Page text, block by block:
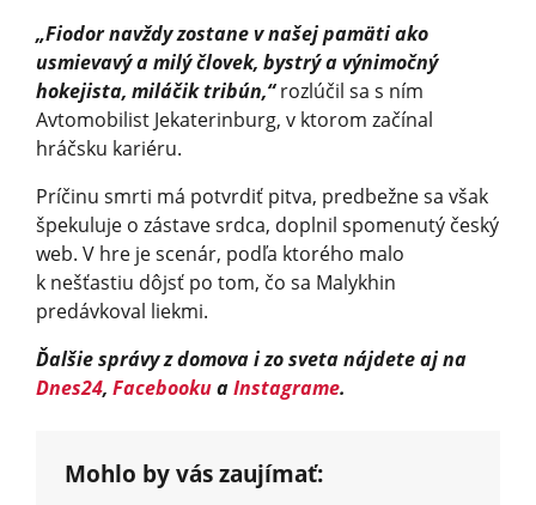
„Fiodor navždy zostane v našej pamäti ako
usmievavý a milý človek, bystrý a výnimočný
hokejista, miláčik tribún,“rozlúčil sa s ním
Avtomobilist Jekaterinburg, v ktorom začínal
hráčsku kariéru.
Príčinu smrti má potvrdiť pitva, predbežne sa však
špekuluje o zástave srdca, doplnil spomenutý český
web. V hre je scenár, podľa ktorého malo
k nešťastiu dôjsť po tom, čo sa Malykhin
predávkoval liekmi.
Ďalšie správy z domova i zo sveta nájdete aj na
Dnes24, FacebookuaInstagrame.
Mohlo by vás zaujímať: